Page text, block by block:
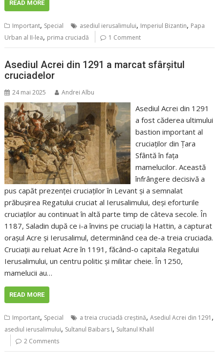
READ MORE
Important, Special asediul ierusalimului, Imperiul Bizantin, Papa
Urban al II-lea, prima cruciadă 1 Comment
Asediul Acrei din 1291 a marcat sfârșitul
cruciadelor
24 mai 2025 Andrei Albu
Asediul Acrei din 1291
a fost căderea ultimului
bastion important al
cruciaților din Țara
Sfântă în fața
mamelucilor. Această
înfrângere decisivă a
pus capăt prezenței cruciaților în Levant și a semnalat
prăbușirea Regatului cruciat al Ierusalimului, deși eforturile
cruciaților au continuat în altă parte timp de câteva secole. În
1187, Saladin după ce i-a învins pe cruciați la Hattin, a capturat
orașul Acre și Ierusalimul, determinând cea de-a treia cruciada.
Cruciații au reluat Acre în 1191, făcând-o capitala Regatului
Ierusalimului, un centru politic și militar cheie. În 1250,
mamelucii au…
READ MORE
Important, Special a treia cruciadă creștină,Asediul Acrei din 1291 ,
asediul ierusalimului, Sultanul Baibars I, Sultanul Khalil
2 Comments